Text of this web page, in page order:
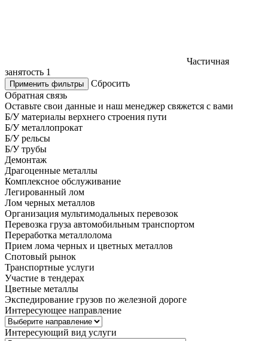
Частичная
занятость 1
Применить фильтры
Сбросить
Обратная связь
Оставьте свои данные и наш менеджер свяжется с вами
Б/У материалы верхнего строения пути
Б/У металлопрокат
Б/У рельсы
Б/У трубы
Демонтаж
Драгоценные металлы
Комплексное обслуживание
Легированный лом
Лом черных металлов
Организация мультимодальных перевозок
Перевозка груза автомобильным транспортом
Переработка металлолома
Прием лома черных и цветных металлов
Спотовый рынок
Транспортные услуги
Участие в тендерах
Цветные металлы
Экспедирование грузов по железной дороге
Интересующее направление
Интересующий вид услуги